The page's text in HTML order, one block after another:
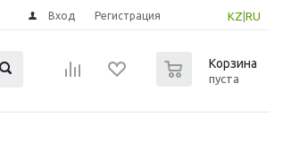
KZ RU
Вход Регистрация
Корзина
пуста